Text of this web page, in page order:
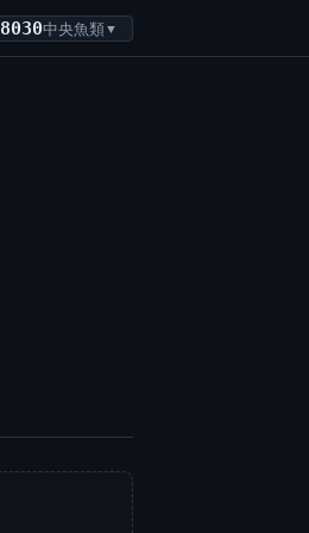
8030中央魚類▼